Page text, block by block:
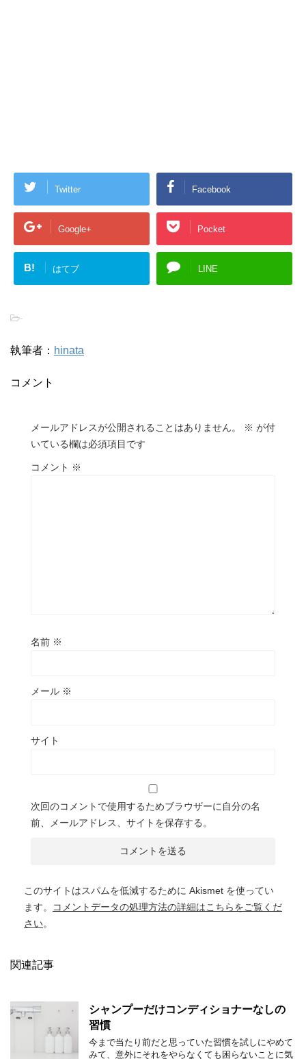
Twitter Facebook
Google+ Pocket
B! はてブ LINE
-
執筆者： hinata
コメント
メールアドレスが公開されることはありません。 ※ が付
いている欄は必須項目です
コメント ※
名前 ※
メール ※
サイト
次回のコメントで使用するためブラウザーに自分の名
前、メールアドレス、サイトを保存する。
このサイトはスパムを低減するために Akismet を使ってい
ます。
コメントデータの処理方法の詳細はこちらをご覧くだ
さい。
関連記事
シャンプーだけコンディショナーなしの
習慣
今まで当たり前だと思っていた習慣を試しにやめて
みて、意外にそれをやらなくても困らないことに気